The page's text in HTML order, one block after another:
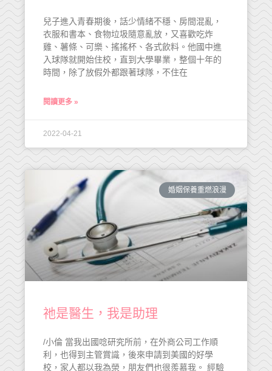
兒子進入青春期後，話少情緒不穩、房間混亂，
衣服和書本、食物垃圾隨意亂放，又喜歡吃炸
雞、薯條、可樂、搖搖杯、各式飲料。他國中進
入球隊就開始住校，直到大學畢業，整個十年的
時間，除了放假外都跟著球隊，不住在
閱讀更多 »
2022-04-21
婚姻保養重燃浪漫
祂是醫生，我是助理
/小倫 當我出國唸研究所前，在外商公司工作順
利，也得到主管賞識，後來申請到美國的好學
校，家人都以我為榮，朋友們也很羨慕我。 經驗